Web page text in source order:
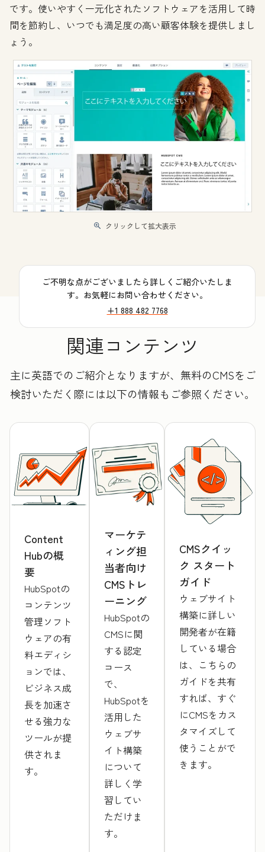
です。使いやすく一元化されたソフトウェアを活用して時
間を節約し、いつでも満足度の高い顧客体験を提供しまし
ょう。
クリックして拡大表示
ご不明な点がございましたら詳しくご紹介いたしま
す。お気軽にお問い合わせください。
+1 888 482 7768
関連コンテンツ
主に英語でのご紹介となりますが、無料のCMSをご
検討いただく際には以下の情報もご参照ください。
Content
Hubの概
要
HubSpotの
コンテンツ
管理ソフト
ウェアの有
料エディシ
ョンでは、
ビジネス成
長を加速さ
せる強力な
ツールが提
供されま
す。
マーケテ
ィング担
当者向け
CMSトレ
ーニング
HubSpotの
CMSに関
する認定
コース
で、
HubSpotを
活用した
ウェブサ
イト構築
について
詳しく学
習してい
ただけま
す。
CMSクイッ
ク スタート
ガイド
ウェブサイト
構築に詳しい
開発者が在籍
している場合
は、こちらの
ガイドを共有
すれば、すぐ
にCMSをカス
タマイズして
使うことがで
きます。